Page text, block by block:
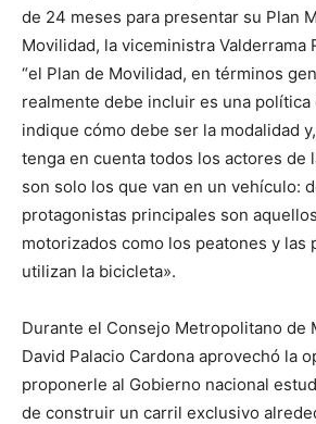
de 24 meses para presentar su Plan
Movilidad, la viceministra Valderrama
“el Plan de Movilidad, en términos
realmente debe incluir es una política
indique cómo debe ser la modalidad
tenga en cuenta todos los actores de
son solo los que van en un vehículo:
protagonistas principales son
motorizados como los peatones y las
utilizan la bicicleta».
Durante el Consejo Metropolitano de
David Palacio Cardona aprovechó la
proponerle al Gobierno nacional
de construir un carril exclusivo